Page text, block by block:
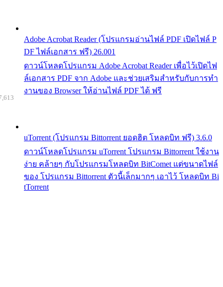
Adobe Acrobat Reader (โปรแกรมอ่านไฟล์ PDF เปิดไฟล์ P
DF ไฟล์เอกสาร ฟรี) 26.001
ดาวน์โหลดโปรแกรม Adobe Acrobat Reader เพื่อไว้เปิดไฟ
ล์เอกสาร PDF จาก Adobe และช่วยเสริมสำหรับกับการทำ
งานของ Browser ให้อ่านไฟล์ PDF ได้ ฟรี
uTorrent (โปรแกรม Bittorrent ยอดฮิต โหลดบิท ฟรี) 3.6.0
ดาวน์โหลดโปรแกรม uTorrent โปรแกรม Bittorrent ใช้งาน
ง่าย คล้ายๆ กับโปรแกรมโหลดบิท BitComet แต่ขนาดไฟล์
ของ โปรแกรม Bittorrent ตัวนี้เล็กมากๆ เอาไว้ โหลดบิท Bi
tTorrent